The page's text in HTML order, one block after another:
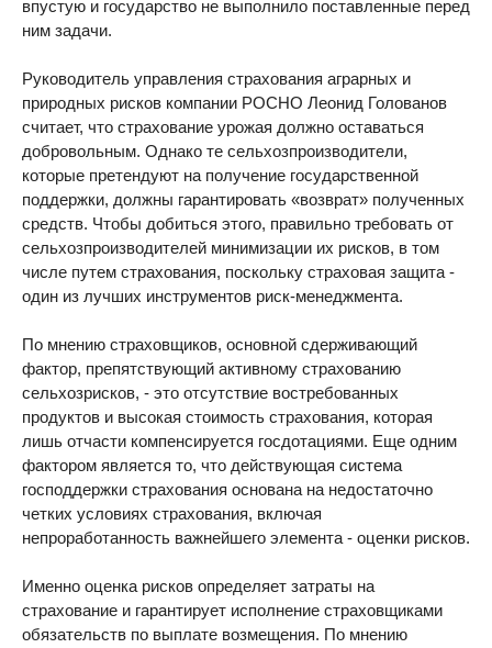
впустую и государство не выполнило поставленные перед
ним задачи.
Руководитель управления страхования аграрных и
природных рисков компании РОСНО Леонид Голованов
считает, что страхование урожая должно оставаться
добровольным. Однако те сельхозпроизводители,
которые претендуют на получение государственной
поддержки, должны гарантировать «возврат» полученных
средств. Чтобы добиться этого, правильно требовать от
сельхозпроизводителей минимизации их рисков, в том
числе путем страхования, поскольку страховая защита -
один из лучших инструментов риск-менеджмента.
По мнению страховщиков, основной сдерживающий
фактор, препятствующий активному страхованию
сельхозрисков, - это отсутствие востребованных
продуктов и высокая стоимость страхования, которая
лишь отчасти компенсируется госдотациями. Еще одним
фактором является то, что действующая система
господдержки страхования основана на недостаточно
четких условиях страхования, включая
непроработанность важнейшего элемента - оценки рисков.
Именно оценка рисков определяет затраты на
страхование и гарантирует исполнение страховщиками
обязательств по выплате возмещения. По мнению